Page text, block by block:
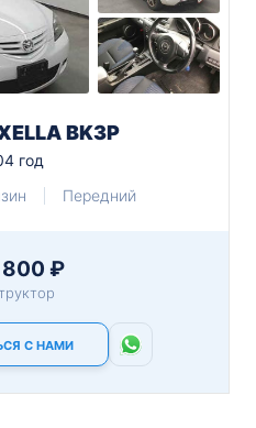
BK3P
год
Передний
₽
С НАМИ